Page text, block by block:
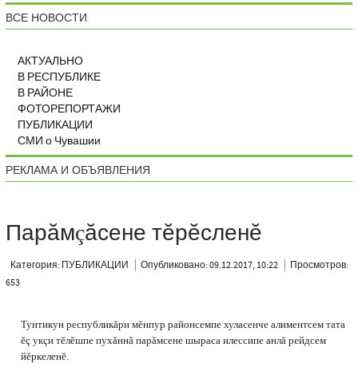
ВСЕ НОВОСТИ
АКТУАЛЬНО
В РЕСПУБЛИКЕ
В РАЙОНЕ
ФОТОРЕПОРТАЖИ
ПУБЛИКАЦИИ
СМИ о Чувашии
РЕКЛАМА И ОБЪЯВЛЕНИЯ
Парăмçăсене тĕрĕсленĕ
Категория: ПУБЛИКАЦИИ Опубликовано: 09.12.2017, 10:22
Просмотров:
653
Тунтикун республикăри мĕнпур районсемпе хуласенче алиментсем тата
ĕç укçи тĕлĕшпе пухăннă парăмсене шыраса илессипе анлă рейдсем
йĕркеленĕ.